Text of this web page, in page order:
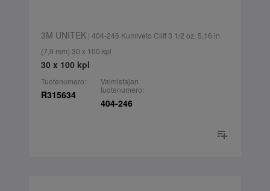
3M UNITEK| 404-246 Kumiveto Cliff 3 1/2 oz, 5,16 in
(7,9 mm) 30 x 100 kpl
30 x 100 kpl
Tuotenumero:
R315634
Valmistajan
tuotenumero:
404-246